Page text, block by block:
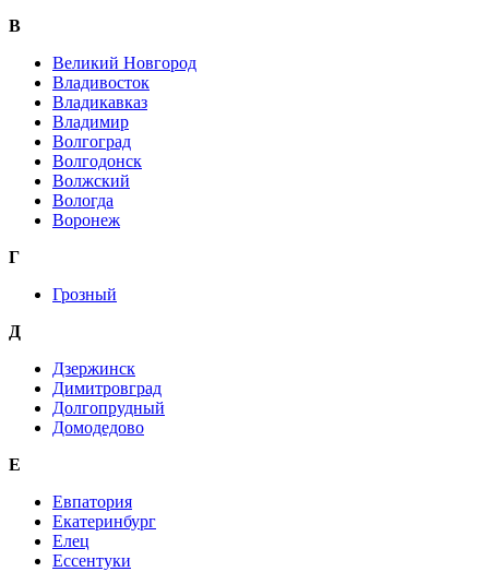
В
Великий Новгород
Владивосток
Владикавказ
Владимир
Волгоград
Волгодонск
Волжский
Вологда
Воронеж
Г
Грозный
Д
Дзержинск
Димитровград
Долгопрудный
Домодедово
Е
Евпатория
Екатеринбург
Елец
Ессентуки